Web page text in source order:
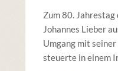
Zum 80.
Johannes Lieber
Umgang mit
steuerte in einem